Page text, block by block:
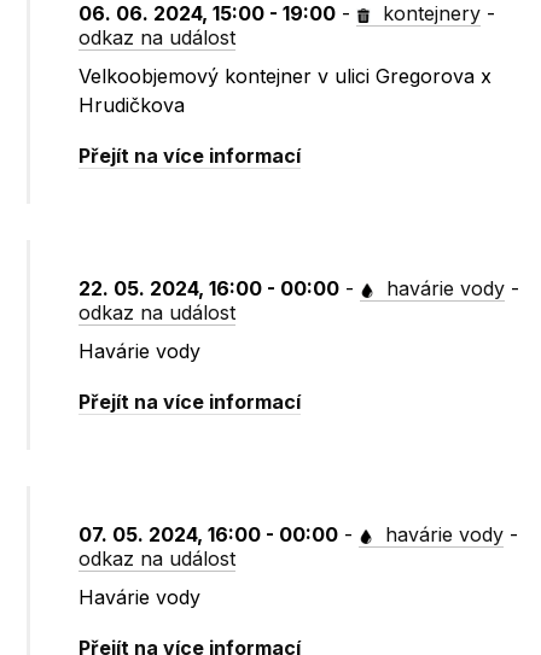
06. 06. 2024, 15:00 - 19:00 - kontejnery -
odkaz na událost
Velkoobjemový kontejner v ulici Gregorova x
Hrudičkova
Přejít na více informací
22. 05. 2024, 16:00 - 00:00 - havárie vody -
odkaz na událost
Havárie vody
Přejít na více informací
07. 05. 2024, 16:00 - 00:00 - havárie vody -
odkaz na událost
Havárie vody
Přejít na více informací